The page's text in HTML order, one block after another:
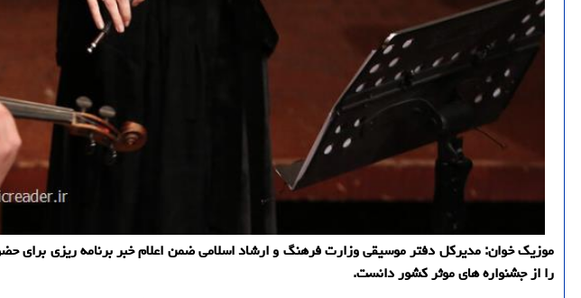
موزیك خوان: مدیركل دفتر موسیقی وزارت فرهنگ و ارشاد اسلامی ضمن اعلام خبر برنامه ریزی برای
را از جشنواره های موثر كشور دانست.